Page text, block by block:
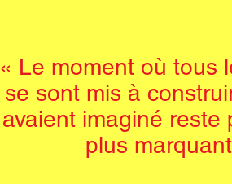
« Le moment où tous
se sont mis à
avaient imaginé reste
plus